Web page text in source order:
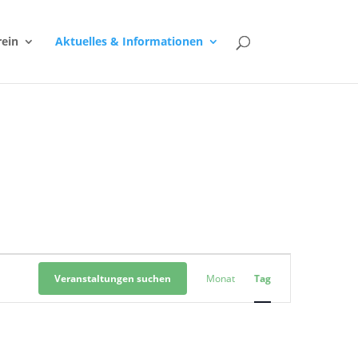
Aktuelles & Informationen
Veranstaltungen suchen
Ansichten-
Navigation
Monat Tag